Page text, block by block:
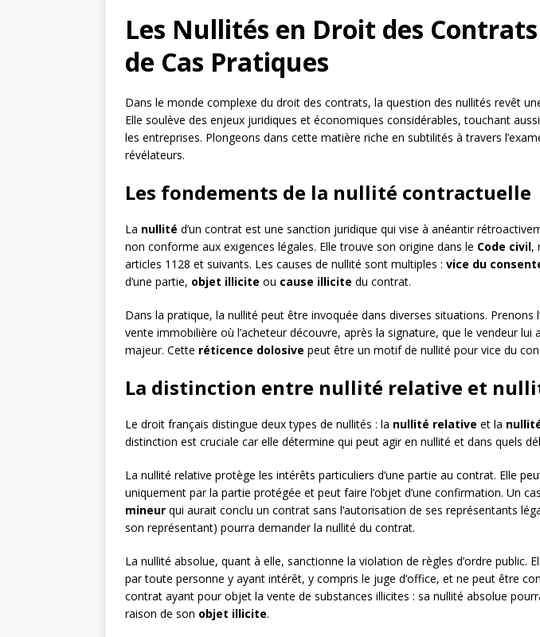
Les Nullités en Droit des
de Cas Pratiques
Dans le monde complexe du droit des contrats, la question des nullités revêt
Elle soulève des enjeux juridiques et économiques considérables, touchant
les entreprises. Plongeons dans cette matière riche en subtilités à travers
révélateurs.
Les fondements de la nullité contractuelle
La nullité d’un contrat est une sanction juridique qui vise à anéantir
non conforme aux exigences légales. Elle trouve son origine dans le Code civil,
articles 1128 et suivants. Les causes de nullité sont multiples : vice du
d’une partie, objet illicite ou cause illicite du contrat.
Dans la pratique, la nullité peut être invoquée dans diverses situations. Prenons
vente immobilière où l’acheteur découvre, après la signature, que le vendeur lui
majeur. Cette réticence dolosive peut être un motif de nullité pour vice du
La distinction entre nullité relative et
Le droit français distingue deux types de nullités : la nullité relative et la
distinction est cruciale car elle détermine qui peut agir en nullité et dans quels
La nullité relative protège les intérêts particuliers d’une partie au contrat. Elle
uniquement par la partie protégée et peut faire l’objet d’une confirmation. Un
mineur qui aurait conclu un contrat sans l’autorisation de ses représentants
son représentant) pourra demander la nullité du contrat.
La nullité absolue, quant à elle, sanctionne la violation de règles d’ordre public.
par toute personne y ayant intérêt, y compris le juge d’office, et ne peut être
contrat ayant pour objet la vente de substances illicites : sa nullité absolue
raison de son objet illicite.